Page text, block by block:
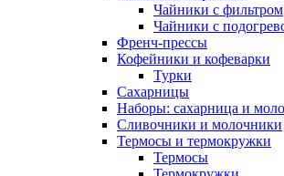
Чайники с фильтром
Чайники с
Френч-прессы
Кофейники и кофеварки
Турки
Сахарницы
Наборы: сахарница и
Сливочники и молочники
Термосы и термокружки
Термосы